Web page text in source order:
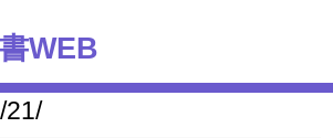
WEB
21/